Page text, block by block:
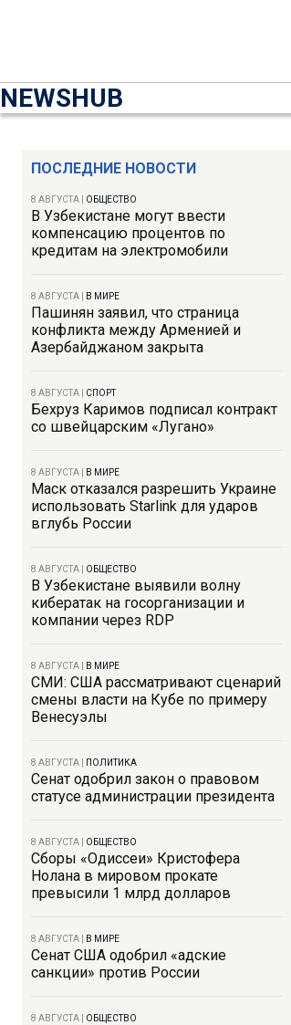
NEWSHUB
ПОСЛЕДНИЕ НОВОСТИ
8 АВГУСТА ОБЩЕСТВО
В Узбекистане могут ввести
компенсацию процентов по
кредитам на электромобили
8 АВГУСТА В МИРЕ
Пашинян заявил, что страница
конфликта между Арменией и
Азербайджаном закрыта
8 АВГУСТА СПОРТ
Бехруз Каримов подписал контракт
со швейцарским «Лугано»
8 АВГУСТА В МИРЕ
Маск отказался разрешить Украине
использовать Starlink для ударов
вглубь России
8 АВГУСТА ОБЩЕСТВО
В Узбекистане выявили волну
кибератак на госорганизации и
компании через RDP
8 АВГУСТА В МИРЕ
СМИ: США рассматривают сценарий
смены власти на Кубе по примеру
Венесуэлы
8 АВГУСТА ПОЛИТИКА
Сенат одобрил закон о правовом
статусе администрации президента
8 АВГУСТА ОБЩЕСТВО
Сборы «Одиссеи» Кристофера
Нолана в мировом прокате
превысили 1 млрд долларов
8 АВГУСТА В МИРЕ
Сенат США одобрил «адские
санкции» против России
8 АВГУСТА ОБЩЕСТВО